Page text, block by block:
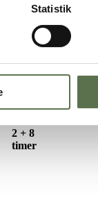
Statistik
Med masser af
2 + 8
timer